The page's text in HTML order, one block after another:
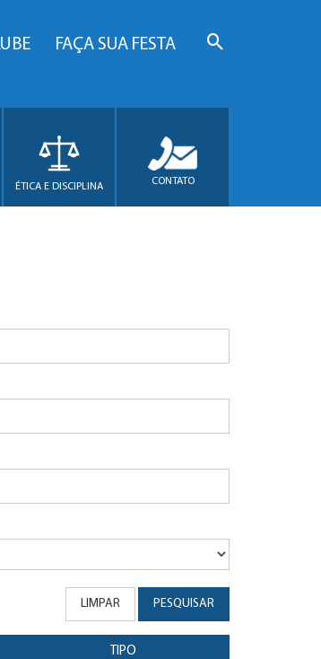
FAÇA SUA FESTA
ÉTICA E DISCIPLINA CONTATO
LIMPAR PESQUISAR
TIPO